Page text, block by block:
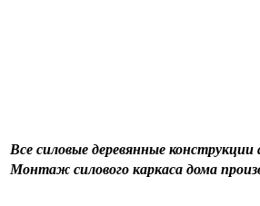
Все силовые деревянные
Монтаж силового каркаса дома